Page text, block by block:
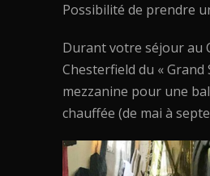
Possibilité de prendre
Durant votre séjour au
Chesterfield du «
mezzanine pour une
chauffée (de mai à